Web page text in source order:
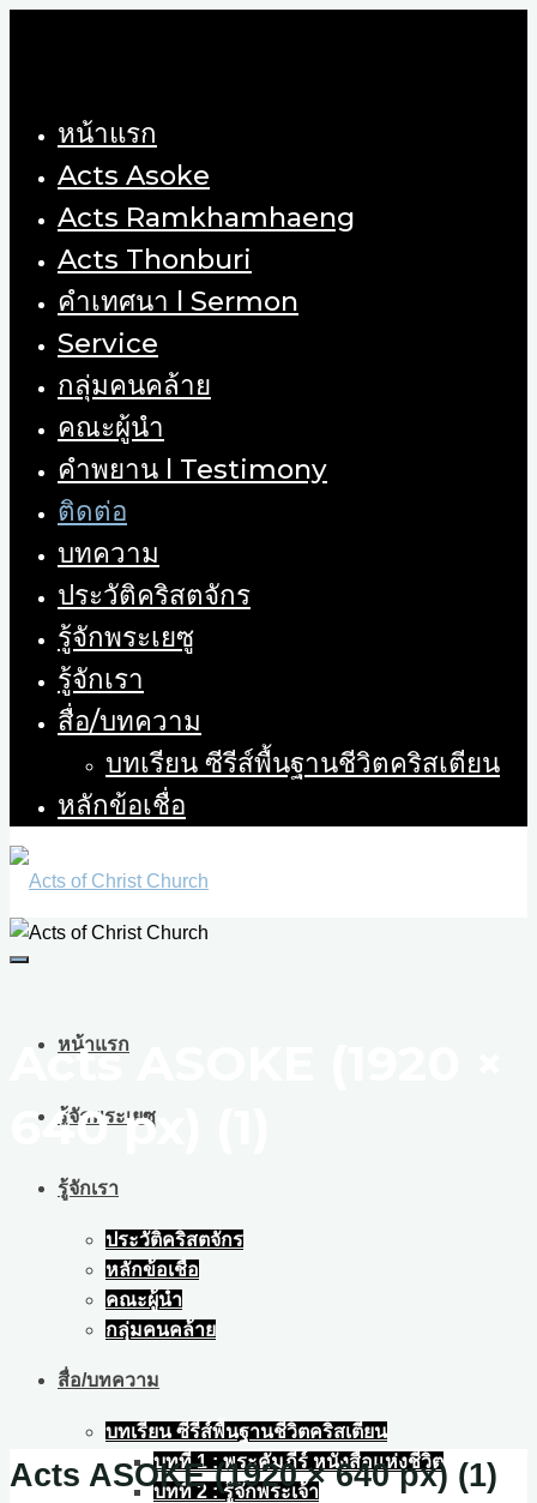
หน้าแรก
Acts Asoke
Acts Ramkhamhaeng
Acts Thonburi
คำเทศนา l Sermon
Service
กลุ่มคนคล้าย
คณะผู้นำ
คำพยาน l Testimony
ติดต่อ
บทความ
ประวัติคริสตจักร
รู้จักพระเยซู
รู้จักเรา
สื่อ/บทความ
บทเรียน ซีรีส์พื้นฐานชีวิตคริสเตียน
หลักข้อเชื่อ
หน้าแรก
รู้จักพระเยซู
รู้จักเรา
ประวัติคริสตจักร
หลักข้อเชื่อ
คณะผู้นำ
กลุ่มคนคล้าย
สื่อ/บทความ
บทเรียน ซีรีส์พื้นฐานชีวิตคริสเตียน
บทที่ 1 : พระคัมภีร์ หนังสือแห่งชีวิต
บทที่ 2 : รู้จักพระเจ้า
Acts ASOKE (1920 ×
640 px) (1)
Acts ASOKE (1920 × 640 px) (1)